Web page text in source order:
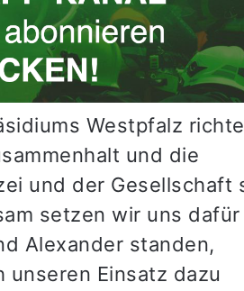
Westpfalz
und die
und der Gesellschaft
setzen wir uns dafür
Alexander standen,
Einsatz dazu